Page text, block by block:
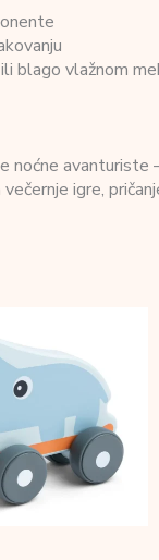
blago vlažnom
noćne
igre,